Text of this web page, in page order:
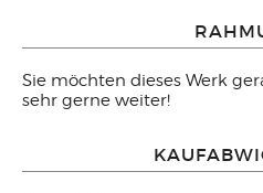
Sie möchten dieses Werk
sehr gerne weiter!